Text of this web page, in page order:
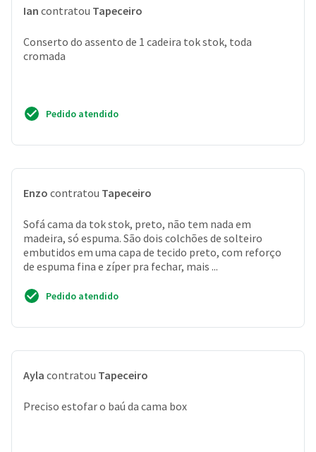
Ian contratou Tapeceiro
Conserto do assento de 1 cadeira tok stok, toda
cromada
Pedido atendido
Enzo contratou Tapeceiro
Sofá cama da tok stok, preto, não tem nada em
madeira, só espuma. São dois colchões de solteiro
embutidos em uma capa de tecido preto, com reforço
de espuma fina e zíper pra fechar, mais ...
Pedido atendido
Ayla contratou Tapeceiro
Preciso estofar o baú da cama box